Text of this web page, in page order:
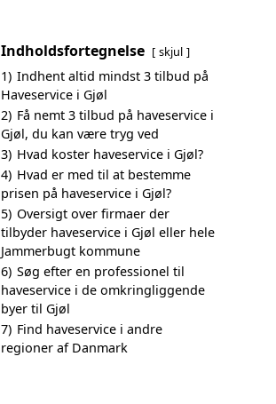
Indholdsfortegnelse skjul
1) Indhent altid mindst 3 tilbud på
Haveservice i Gjøl
2) Få nemt 3 tilbud på haveservice i
Gjøl, du kan være tryg ved
3) Hvad koster haveservice i Gjøl?
4) Hvad er med til at bestemme
prisen på haveservice i Gjøl?
5) Oversigt over firmaer der
tilbyder haveservice i Gjøl eller hele
Jammerbugt kommune
6) Søg efter en professionel til
haveservice i de omkringliggende
byer til Gjøl
7) Find haveservice i andre
regioner af Danmark